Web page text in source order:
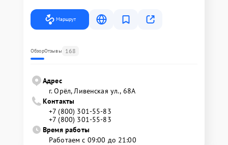
Маршрут
ОбзорОтзывы 168
Адрес
г. Орёл, Ливенская ул., 68А
Контакты
+7 (800) 301-55-83
+7 (800) 301-55-83
Время работы
Работаем с 09:00 до 21:00